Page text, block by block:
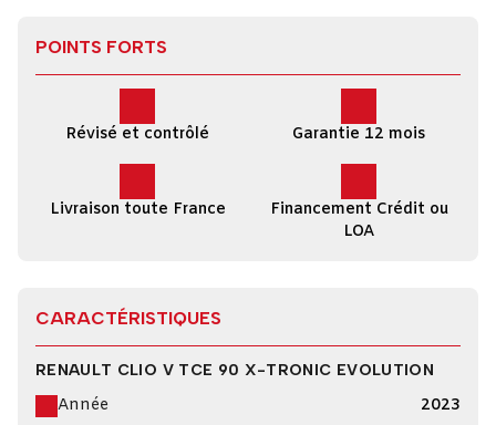
POINTS FORTS
Révisé et contrôlé Garantie 12 mois
Livraison toute France
Financement Crédit ou
LOA
CARACTÉRISTIQUES
RENAULT CLIO V TCE 90 X-TRONIC EVOLUTION
Année
2023